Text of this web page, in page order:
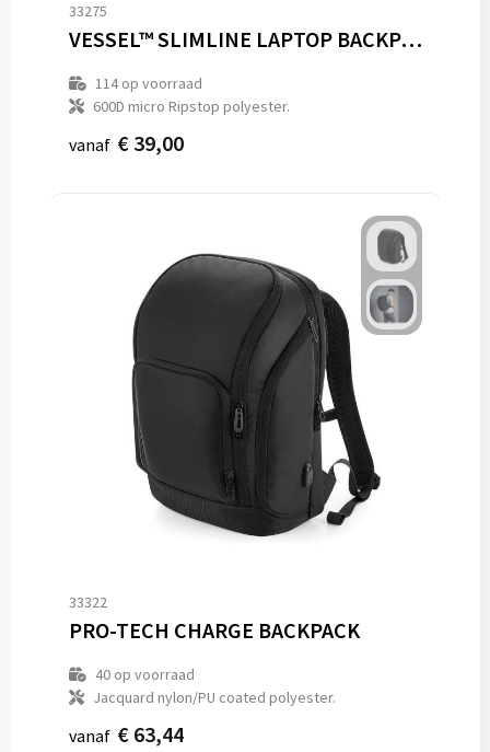
33275
VESSEL™ SLIMLINE LAPTOP BACKPACK
114op voorraad
600D micro Ripstop polyester.
vanaf € 39,00
33322
PRO-TECH CHARGE BACKPACK
40op voorraad
Jacquard nylon/PU coated polyester.
vanaf € 63,44